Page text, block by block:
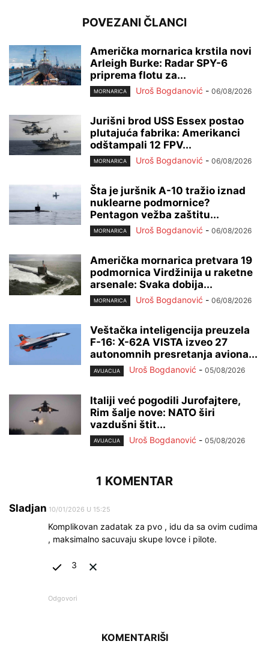
POVEZANI ČLANCI
Američka mornarica krstila novi
Arleigh Burke: Radar SPY-6
priprema flotu za...
MORNARICA Uroš Bogdanović - 06/08/2026
Jurišni brod USS Essex postao
plutajuća fabrika: Amerikanci
odštampali 12 FPV...
MORNARICA Uroš Bogdanović - 06/08/2026
Šta je juršnik A-10 tražio iznad
nuklearne podmornice?
Pentagon vežba zaštitu...
MORNARICA Uroš Bogdanović - 06/08/2026
Američka mornarica pretvara 19
podmornica Virdžinija u raketne
arsenale: Svaka dobija...
MORNARICA Uroš Bogdanović - 06/08/2026
Veštačka inteligencija preuzela
F-16: X-62A VISTA izveo 27
autonomnih presretanja aviona...
AVIJACIJA Uroš Bogdanović - 05/08/2026
Italiji već pogodili Jurofajtere,
Rim šalje nove: NATO širi
vazdušni štit...
AVIJACIJA Uroš Bogdanović - 05/08/2026
1 KOMENTAR
Sladjan 10/01/2026 U 15:25
Komplikovan zadatak za pvo , idu da sa ovim cudima
, maksimalno sacuvaju skupe lovce i pilote.
3
Odgovori
KOMENTARIŠI